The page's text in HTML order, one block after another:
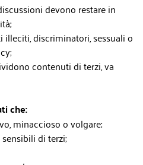
devono restare in
discriminatori, sessuali o
contenuti di terzi, va
che:
minaccioso o volgare;
di terzi;